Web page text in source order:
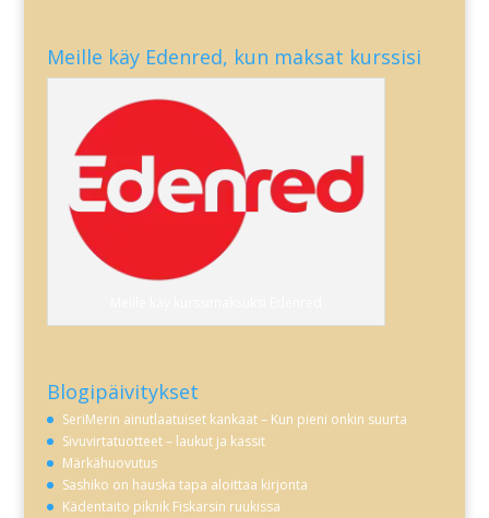
Meille käy Edenred, kun maksat kurssisi
Blogipäivitykset
SeriMerin ainutlaatuiset kankaat – Kun pieni onkin suurta
Sivuvirtatuotteet – laukut ja kassit
Märkähuovutus
Sashiko on hauska tapa aloittaa kirjonta
Kädentaito piknik Fiskarsin ruukissa